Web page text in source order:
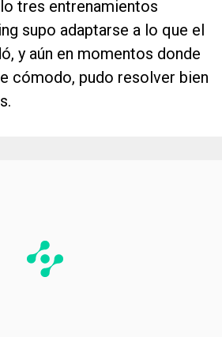
tres entrenamientos
supo adaptarse a lo que el
y aún en momentos donde
cómodo, pudo resolver bien